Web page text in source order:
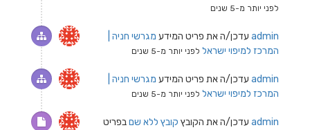
לפני יותר מ-5 שנים
admin עדכן/ה את פריט המידע מגרשי חניה |
המרכז למיפוי ישראל לפני יותר מ-5 שנים
admin עדכן/ה את פריט המידע מגרשי חניה |
המרכז למיפוי ישראל לפני יותר מ-5 שנים
admin עדכן/ה את הקובץ קובץ ללא שםבפריט